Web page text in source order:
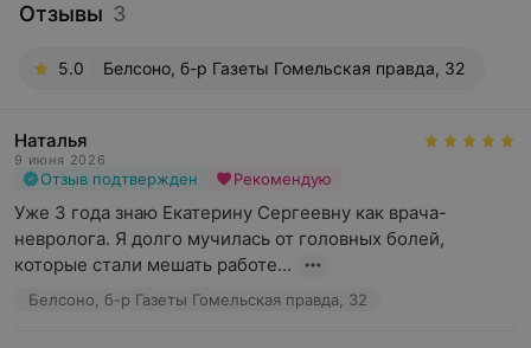
Отзывы 3
5.0 Белсоно, б-р Газеты Гомельская правда, 32
Наталья
9 июня 2026
Отзыв подтвержден Рекомендую
Уже 3 года знаю Екатерину Сергеевну как врача-
невролога. Я долго мучилась от головных болей,
которые стали мешать работе...
Белсоно, б-р Газеты Гомельская правда, 32